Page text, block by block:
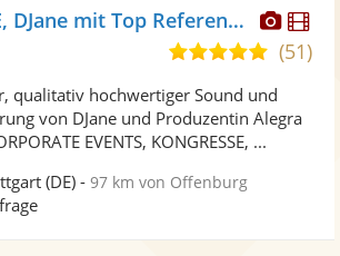
ALEGRA COLE, DJane mit Top Referenzen
5,0
5
Sternen
(51)
qualitativ hochwertiger Sound und
von DJane und Produzentin Alegra
EVENTS, KONGRESSE, ...
(DE) -97 km von Offenburg